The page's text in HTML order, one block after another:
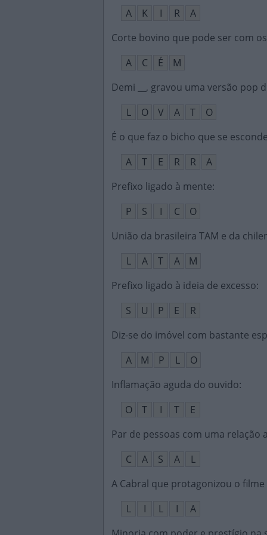
A
K I R
A
Corte bovino que pode ser com
A
C É
M
Demi __, gravou uma versão pop
L
O V A T
O
É o que faz o bicho que se
A
T E R R
A
Prefixo ligado à mente:
P
S I C
O
União da brasileira TAM e da
L
A T A
M
Prefixo ligado à ideia de excesso:
S
U P E
R
Diz-se do imóvel com bastante
A
M P L
O
Inflamação aguda do ouvido:
O
T I T
E
Par de pessoas com uma relação
C
A S A
L
A Cabral que protagonizou o filme
L
I L I
A